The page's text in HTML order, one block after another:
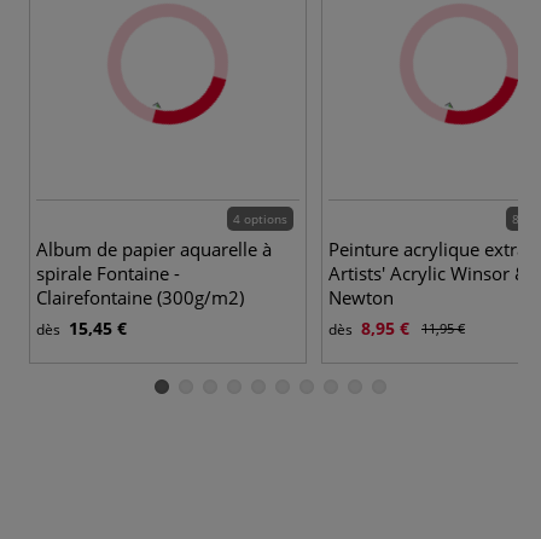
4 options
Album de papier aquarelle à
spirale Fontaine -
Clairefontaine (300g/m2)
dès 15,45 €
80
Peinture acrylique extra-
Artists' Acrylic Winsor &
Newton
dès 8,95 € 11,95 €